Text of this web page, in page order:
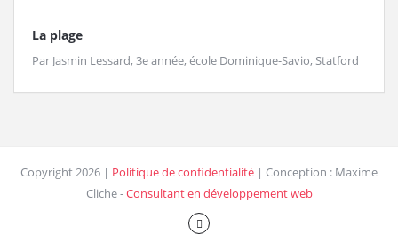
La plage
Par Jasmin Lessard, 3e année, école Dominique-Savio, Statford
Copyright 2026 | Politique de confidentialité | Conception : Maxime
Cliche -Consultant en développement web